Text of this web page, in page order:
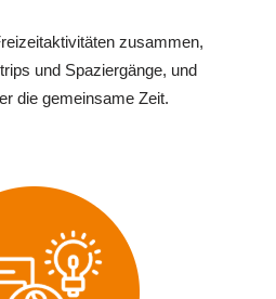
zusammen,
und Spaziergänge, und
die gemeinsame Zeit.